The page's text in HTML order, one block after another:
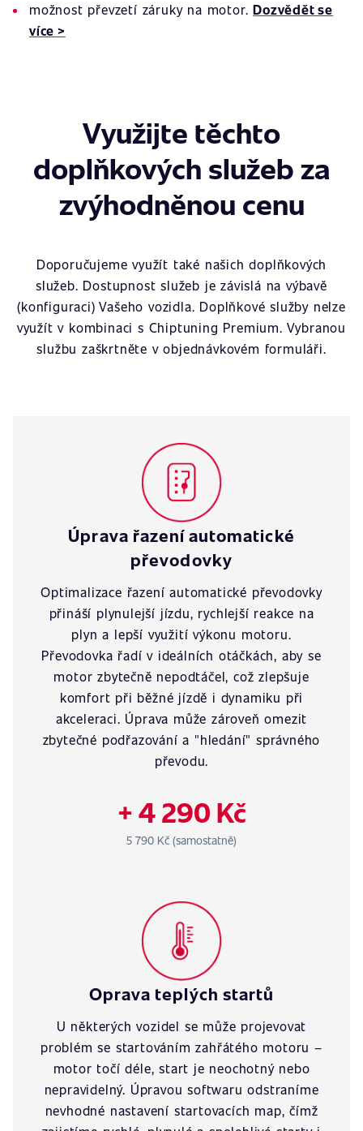
možnost převzetí záruky na motor.Dozvědět se
více >
Využijte těchto
doplňkových služeb za
zvýhodněnou cenu
Doporučujeme využít také našich doplňkových
služeb. Dostupnost služeb je závislá na výbavě
(konfiguraci) Vašeho vozidla. Doplňkové služby nelze
využít v kombinaci s Chiptuning Premium. Vybranou
službu zaškrtněte v objednávkovém formuláři.
Úprava řazení automatické
převodovky
Optimalizace řazení automatické převodovky
přináší plynulejší jízdu, rychlejší reakce na
plyn a lepší využití výkonu motoru.
Převodovka řadí v ideálních otáčkách, aby se
motor zbytečně nepodtáčel, což zlepšuje
komfort při běžné jízdě i dynamiku při
akceleraci. Úprava může zároveň omezit
zbytečné podřazování a "hledání" správného
převodu.
+ 4 290 Kč
5 790 Kč (samostatně)
Oprava teplých startů
U některých vozidel se může projevovat
problém se startováním zahřátého motoru –
motor točí déle, start je neochotný nebo
nepravidelný. Úpravou softwaru odstraníme
nevhodné nastavení startovacích map, čímž